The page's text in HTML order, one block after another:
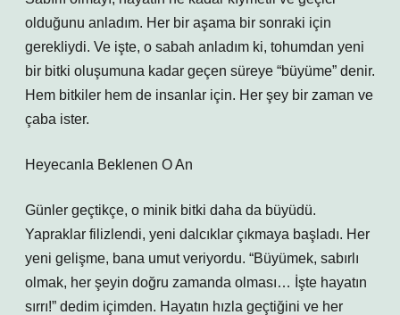
olduğunu anladım. Her bir aşama bir sonraki için
gerekliydi. Ve işte, o sabah anladım ki, tohumdan yeni
bir bitki oluşumuna kadar geçen süreye “büyüme” denir.
Hem bitkiler hem de insanlar için. Her şey bir zaman ve
çaba ister.
Heyecanla Beklenen O An
Günler geçtikçe, o minik bitki daha da büyüdü.
Yapraklar filizlendi, yeni dalcıklar çıkmaya başladı. Her
yeni gelişme, bana umut veriyordu. “Büyümek, sabırlı
olmak, her şeyin doğru zamanda olması… İşte hayatın
sırrı!” dedim içimden. Hayatın hızla geçtiğini ve her